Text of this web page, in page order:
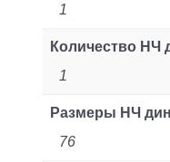
1
Количество HЧ
1
Размеры HЧ
76